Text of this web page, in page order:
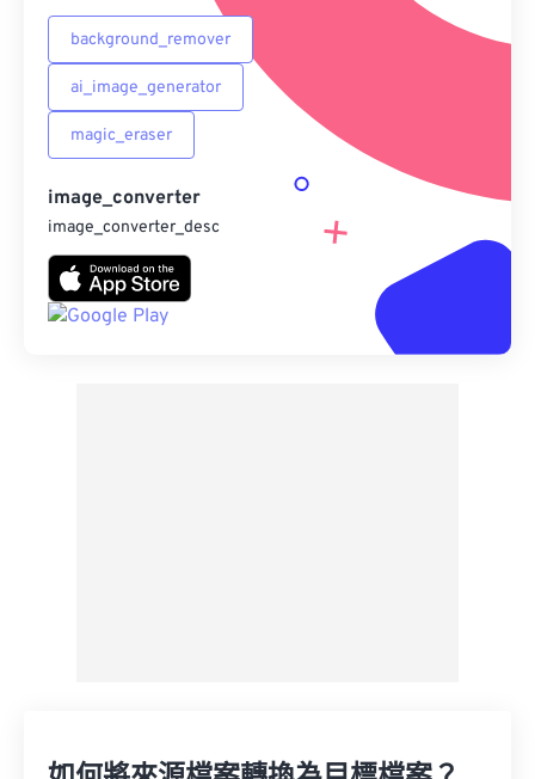
background_remover
ai_image_generator
magic_eraser
image_converter
image_converter_desc